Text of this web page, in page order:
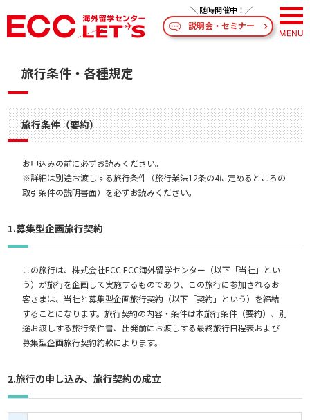
説明会・セミナー
旅行条件・各種規定
旅行条件（要約）
お申込みの前に必ずお読みください。
※詳細は別途お渡しする旅行条件（旅行業法12条の4に定めるところの
取引条件の説明書面）を必ずお読みください。
1.募集型企画旅行契約
この旅行は、株式会社ECC ECC海外留学センター（以下「当社」とい
う）が旅行を企画して実施するものであり、この旅行に参加されるお
客さまは、当社と募集型企画旅行契約（以下「契約」という）を締結
することになります。旅行契約の内容・条件は本旅行条件（要約）、別
途お渡しする旅行条件書、出発前にお渡しする最終旅行日程表および
募集型企画旅行契約約款によります。
2.旅行の申し込み、旅行契約の成立